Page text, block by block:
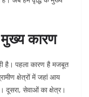
मुख्य कारण
है। पहला कारण है मजबूत
क्षेत्रों में जहां आय
दूसरा, सेवाओं का क्षेत्र।